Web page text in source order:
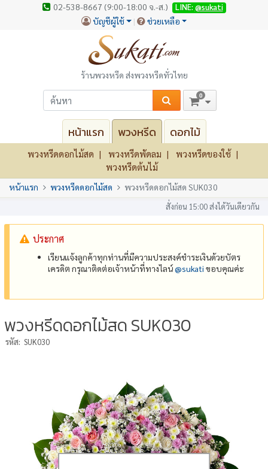
02-538-8667 (9:00-18:00 จ.-ส.) LINE: @sukati
บัญชีผู้ใช้ ช่วยเหลือ
ร้านพวงหรีด ส่งพวงหรีดทั่วไทย
0
หน้าแรก พวงหรีด ดอกไม้
พวงหรีดดอกไม้สด พวงหรีดพัดลม
พวงหรีดของใช้
พวงหรีดต้นไม้
หน้าแรก พวงหรีดดอกไม้สด พวงหรีดดอกไม้สด SUK030
สั่งก่อน 15:00 ส่งได้วันเดียวกัน
ประกาศ
เรียนแจ้งลูกค้าทุกท่านที่มีความประสงค์ชำระเงินด้วยบัตร
เครดิต กรุณาติดต่อเจ้าหน้าที่ทางไลน์@‌sukati ขอบคุณค่ะ
พวงหรีดดอกไม้สด SUK030
รหัส: SUK030